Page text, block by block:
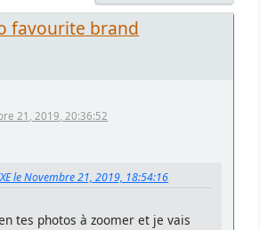
favourite brand
21, 2019, 20:36:52
le Novembre 21, 2019, 18:54:16
tes photos à zoomer et je vais